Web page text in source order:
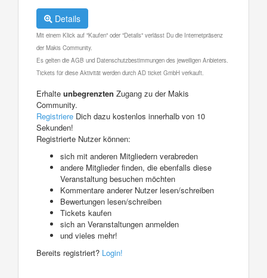
Details
Mit einem Klick auf "Kaufen" oder "Details" verlässt Du die Internetpräsenz
der Makis Community.
Es gelten die AGB und Datenschutzbestimmungen des jeweiligen Anbieters.
Tickets für diese Aktivität werden durch AD ticket GmbH verkauft.
Erhalte unbegrenzten Zugang zu der Makis
Community.
Registriere Dich dazu kostenlos innerhalb von 10
Sekunden!
Registrierte Nutzer können:
sich mit anderen Mitgliedern verabreden
andere Mitglieder finden, die ebenfalls diese
Veranstaltung besuchen möchten
Kommentare anderer Nutzer lesen/schreiben
Bewertungen lesen/schreiben
Tickets kaufen
sich an Veranstaltungen anmelden
und vieles mehr!
Bereits registriert? Login!